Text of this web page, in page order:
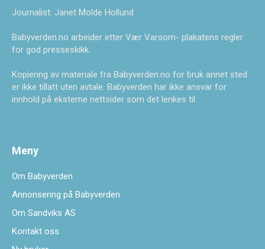
Journalist: Janet Molde Hollund
Babyverden.no arbeider etter Vær Varsom- plakatens regler
for god presseskikk.
Kopiering av materiale fra Babyverden.no for bruk annet sted
er ikke tillatt uten avtale. Babyverden har ikke ansvar for
innhold på eksterne nettsider som det lenkes til.
Meny
Om Babyverden
Annonsering på Babyverden
Om Sandviks AS
Kontakt oss